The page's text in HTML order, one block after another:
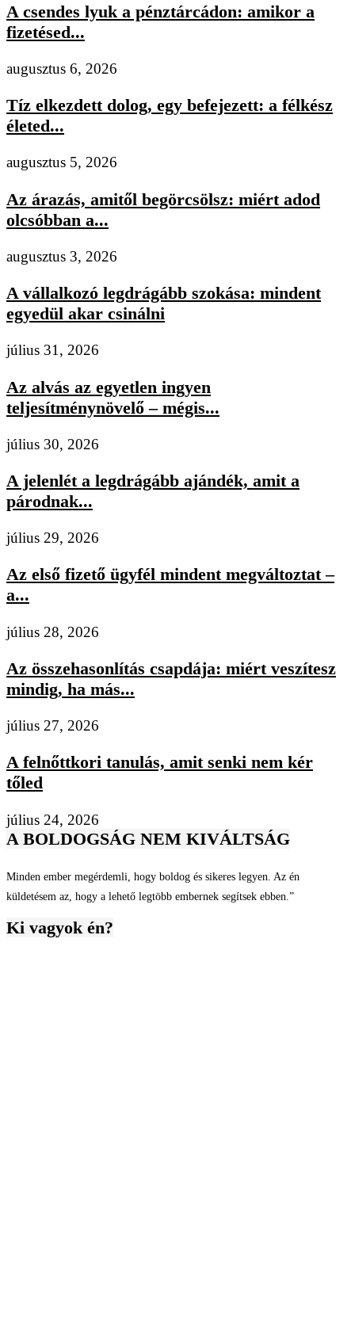
A csendes lyuk a pénztárcádon: amikor a
fizetésed...
augusztus 6, 2026
Tíz elkezdett dolog, egy befejezett: a félkész
életed...
augusztus 5, 2026
Az árazás, amitől begörcsölsz: miért adod
olcsóbban a...
augusztus 3, 2026
A vállalkozó legdrágább szokása: mindent
egyedül akar csinálni
július 31, 2026
Az alvás az egyetlen ingyen
teljesítménynövelő – mégis...
július 30, 2026
A jelenlét a legdrágább ajándék, amit a
párodnak...
július 29, 2026
Az első fizető ügyfél mindent megváltoztat –
a...
július 28, 2026
Az összehasonlítás csapdája: miért veszítesz
mindig, ha más...
július 27, 2026
A felnőttkori tanulás, amit senki nem kér
tőled
július 24, 2026
A BOLDOGSÁG NEM KIVÁLTSÁG
Minden ember megérdemli, hogy boldog és sikeres legyen. Az én
küldetésem az, hogy a lehető legtöbb embernek segítsek ebben.”
Ki vagyok én?